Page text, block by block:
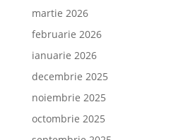
martie 2026
februarie 2026
ianuarie 2026
decembrie 2025
noiembrie 2025
octombrie 2025